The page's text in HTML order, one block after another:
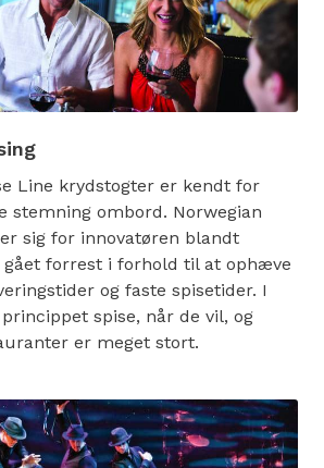
Line krydstogter er kendt for
stemning ombord. Norwegian
sig for innovatøren blandt
gået forrest i forhold til at ophæve
og faste spisetider. I
spise, når de vil, og
er meget stort.